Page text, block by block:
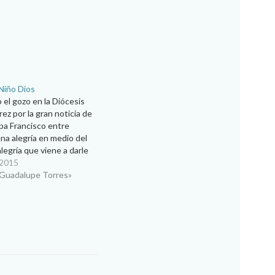
Dios
el gozo en la Diócesis
por la gran noticia de
Francisco entre
alegría en medio del
que viene a darle
Navidad, porque todo
un regalo del Niño…
Torres»